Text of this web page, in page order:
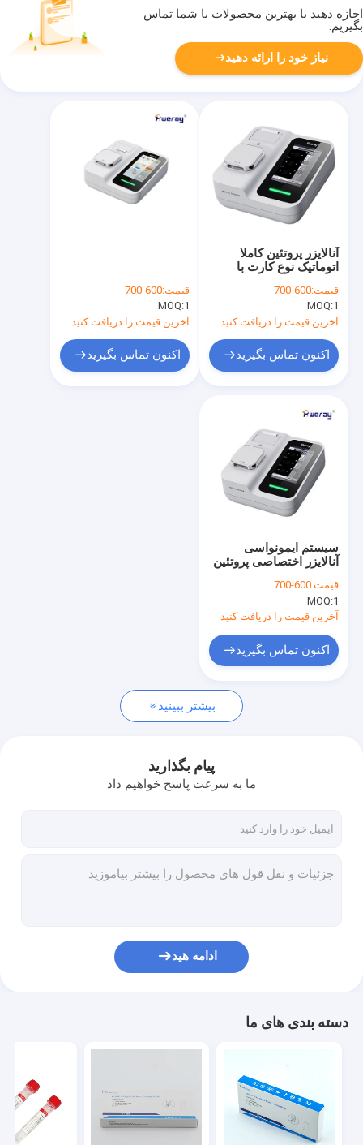
کنترل کیفیت
تماس با ما
کیت تست سریع PCR
آنالایزر ایمونواسی POCT
اجازه دهید با بهترین محصولات با شما تماس
بگیریم.
نیاز خود را ارائه دهید
قیمت:600-700
MOQ:1
آخرین قیمت را دریافت کنید
اکنون تماس بگیرید
آنالایزر پروتئین کاملا
اتوماتیک نوع کارت با
اینچی
قیمت:600-700
MOQ:1
آخرین قیمت را دریافت کنید
اکنون تماس بگیرید
سیستم ایمونواسی
آنالایزر اختصاصی پروتئین
قیمت:600-700
MOQ:1
آخرین قیمت را دریافت کنید
اکنون تماس بگیرید
بیشتر ببینید
پیام بگذارید
ما به سرعت پاسخ خواهیم داد
ادامه هید
دسته بندی های ما